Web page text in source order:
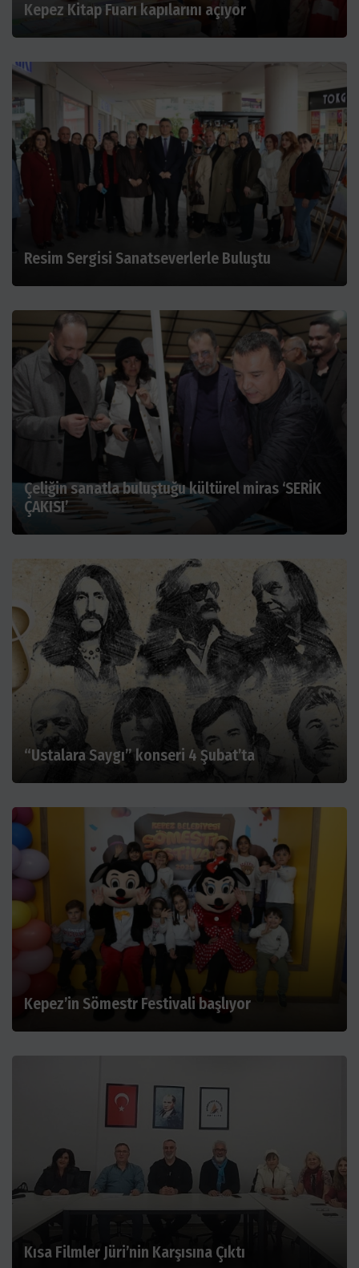
Kepez Kitap Fuarı kapılarını açıyor
Resim Sergisi Sanatseverlerle Buluştu
Çeliğin sanatla buluştuğu kültürel miras ‘SERİK
ÇAKISI’
“Ustalara Saygı” konseri 4 Şubat’ta
Kepez’in Sömestr Festivali başlıyor
Kısa Filmler Jüri’nin Karşısına Çıktı